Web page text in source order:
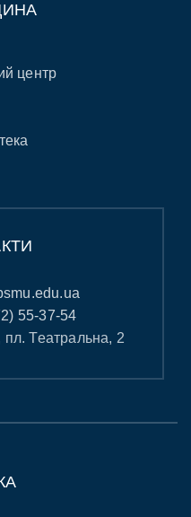
центр
55-37-54
пл. Театральна, 2